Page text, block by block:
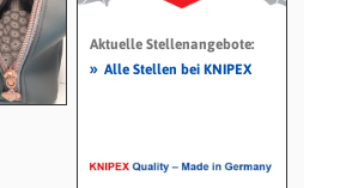
Aktuelle Stellenangebote:
» Alle Stellen bei KNIPEX